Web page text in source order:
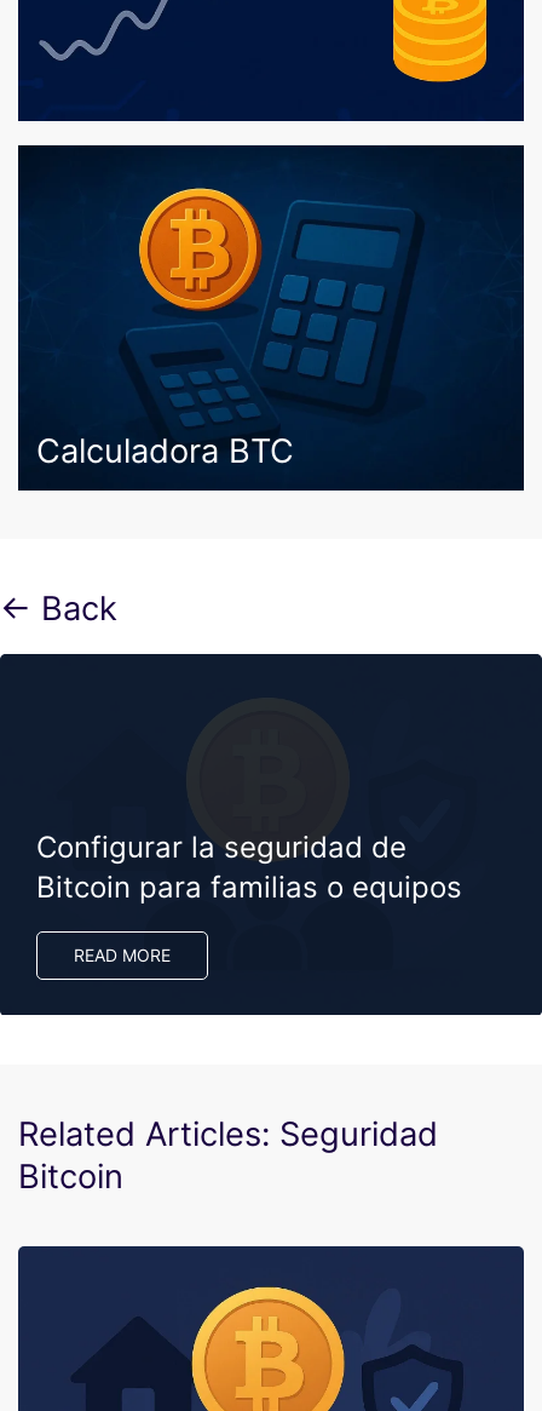
Calculadora BTC
← Back
Configurar la seguridad de
Bitcoin para familias o equipos
READ MORE
Related Articles: Seguridad
Bitcoin